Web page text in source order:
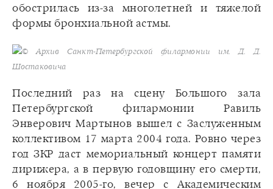
обострилась из-за многолетней и тяжелой
формы бронхиальной астмы.
© Архив Санкт-Петербургской филармонии им. Д. Д.
Шостаковича
Последний раз на сцену Большого зала
Петербургской филармонии Равиль
Энверович Мартынов вышел с Заслуженным
коллективом 17 марта 2004 года. Ровно через
год ЗКР даст мемориальный концерт памяти
дирижера, а в первую годовщину его смерти,
6 ноября 2005-го, вечер с Академическим